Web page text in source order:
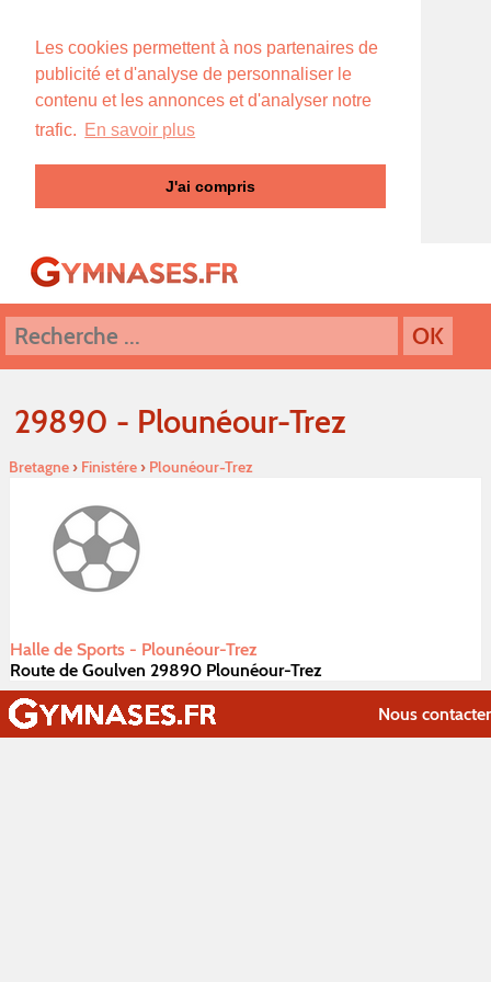
Les cookies permettent à nos partenaires de
publicité et d'analyse de personnaliser le
contenu et les annonces et d'analyser notre
trafic. En savoir plus
J'ai compris
29890 - Plounéour-Trez
Bretagne› Finistére› Plounéour-Trez
Halle de Sports - Plounéour-Trez
Route de Goulven 29890 Plounéour-Trez
Nous contacter